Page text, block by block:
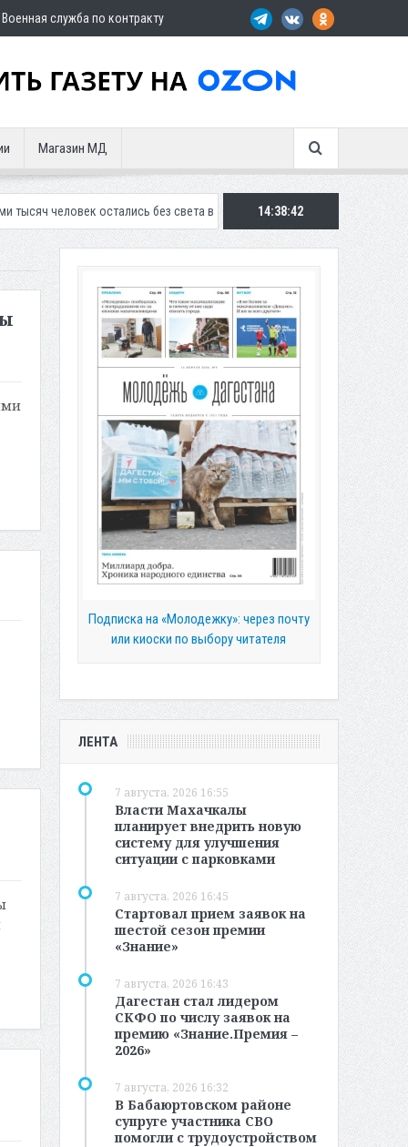
Военная служба по контракту
Магазин МД
остались без света в Махачкале В Дербенте застройщик осужден
14:38:44
Подписка на «Молодежку»: через почту
или киоски по выбору читателя
ЛЕНТА
7 августа, 2026 16:55
Власти Махачкалы
планирует внедрить новую
систему для улучшения
ситуации с парковками
7 августа, 2026 16:45
Стартовал прием заявок на
шестой сезон премии
«Знание»
7 августа, 2026 16:43
Дагестан стал лидером
СКФО по числу заявок на
премию «Знание.Премия –
2026»
7 августа, 2026 16:32
В Бабаюртовском районе
супруге участника СВО
помогли с трудоустройством